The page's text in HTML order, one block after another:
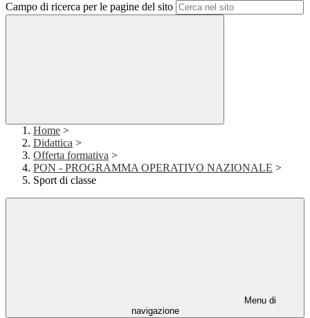
Campo di ricerca per le pagine del sito
Home >
Didattica >
Offerta formativa >
PON - PROGRAMMA OPERATIVO NAZIONALE >
Sport di classe
Menu di
navigazione